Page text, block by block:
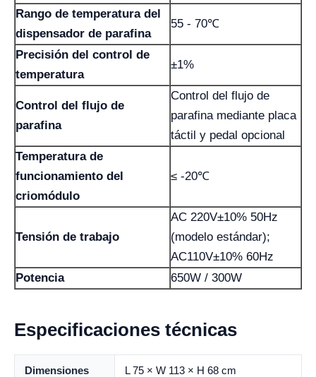
Rango de temperatura del
dispensador de parafina
55 - 70℃
Precisión del control de
temperatura
±1%
Control del flujo de
parafina
Control del flujo de
parafina mediante placa
táctil y pedal opcional
Temperatura de
funcionamiento del
criomódulo
≤ -20℃
Tensión de trabajo
AC 220V±10% 50Hz
(modelo estándar);
AC110V±10% 60Hz
Potencia
650W / 300W
Especificaciones técnicas
Dimensiones L 75 × W 113 × H 68 cm